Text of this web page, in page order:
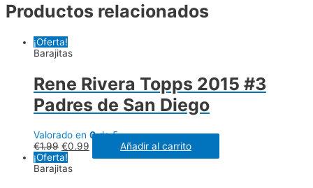
Productos relacionados
¡Oferta!
Barajitas
Rene Rivera Topps 2015 #3
Padres de San Diego
Valorado en 0de 5
€1.99 €0.99
Añadir al carrito
¡Oferta!
Barajitas